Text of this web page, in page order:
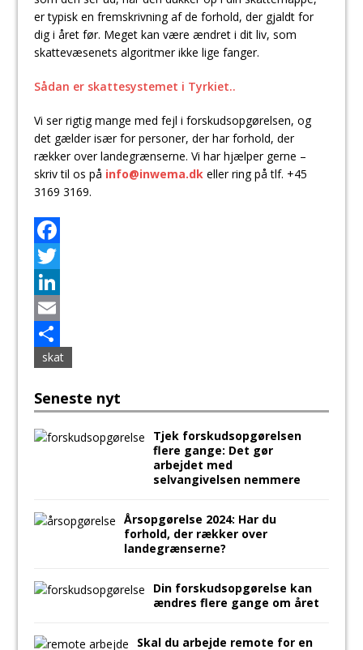
er typisk en fremskrivning af de forhold, der gjaldt for
dig i året før. Meget kan være ændret i dit liv, som
skattevæsenets algoritmer ikke lige fanger.
Sådan er skattesystemet i Tyrkiet..
Vi ser rigtig mange med fejl i forskudsopgørelsen, og
det gælder især for personer, der har forhold, der
rækker over landegrænserne. Vi har hjælper gerne –
skriv til os på info@inwema.dk eller ring på tlf. +45
3169 3169.
F
a
c
e
o
k
T
w
e
r
L
e
d
E
m
i
l
a
r
skat
Seneste nyt
Tjek forskudsopgørelsen
flere gange: Det gør
arbejdet med
selvangivelsen nemmere
Årsopgørelse 2024: Har du
forhold, der rækker over
landegrænserne?
Din forskudsopgørelse kan
ændres flere gange om året
Skal du arbejde remote for en